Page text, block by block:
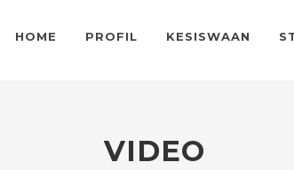
SMA NEGERI 1
HOME PROFIL KESISWAAN
VIDEO